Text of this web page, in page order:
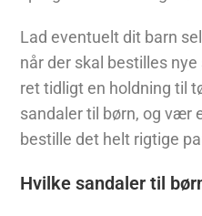
Lad eventuelt dit barn
når der skal bestilles
ret tidligt en holdning til
sandaler til børn, og vær
bestille det helt rigtige
Hvilke sandaler til